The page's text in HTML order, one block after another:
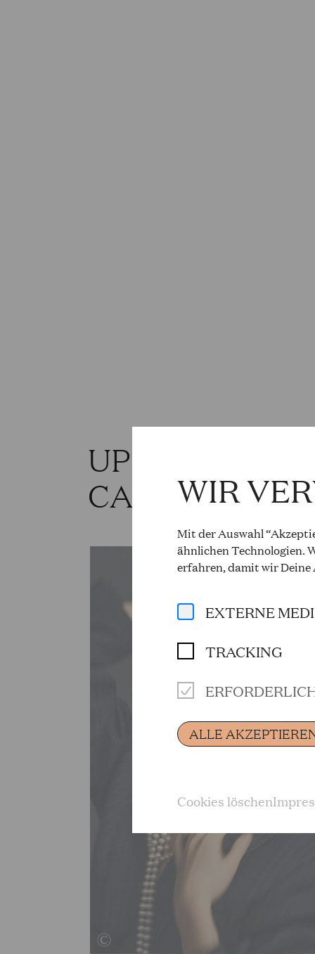
WIR
Mit der Auswahl
ähnlichen Technologien.
erfahren, damit wir
EXTERNE
TRACKING
ALLE
Cookies löschen
UPCOMING
CAROLINA